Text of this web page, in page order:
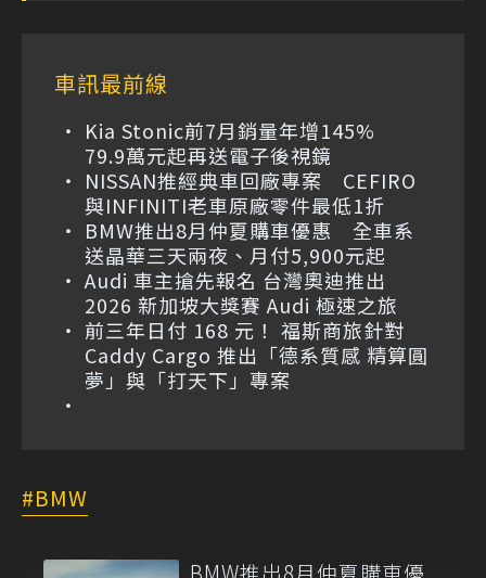
車訊最前線
Kia Stonic前7月銷量年增145%
79.9萬元起再送電子後視鏡
NISSAN推經典車回廠專案 CEFIRO
與INFINITI老車原廠零件最低1折
BMW推出8月仲夏購車優惠 全車系
送晶華三天兩夜、月付5,900元起
Audi 車主搶先報名 台灣奧迪推出
2026 新加坡大獎賽 Audi 極速之旅
前三年日付 168 元！ 福斯商旅針對
Caddy Cargo 推出「德系質感 精算圓
夢」與「打天下」專案
BMW
BMW推出8月仲夏購車優